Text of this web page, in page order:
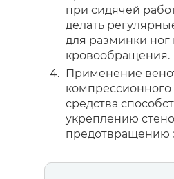
при сидячей
делать
для разминки
кровообращения.
Применение
компрессионного
средства
укреплению
предотвращению